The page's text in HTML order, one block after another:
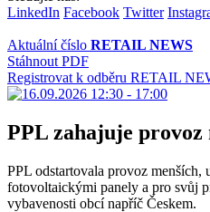
LinkedIn Facebook Twitter
Aktuální číslo RETAIL NEWS
Stáhnout PDF
Registrovat k odběru RETAIL
PPL zahajuje provoz
PPL odstartovala provoz
fotovoltaickými panely a pro svůj
vybavenosti obcí napříč Českem.